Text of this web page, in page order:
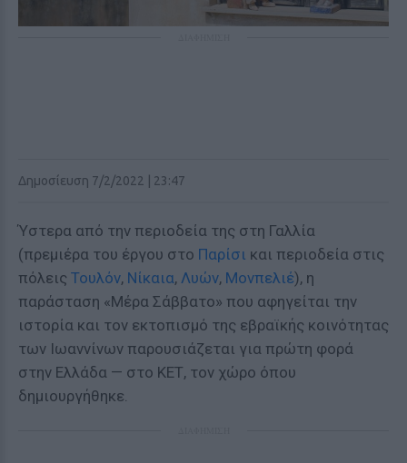
Δημοσίευση 7/2/2022 | 23:47
Ύστερα από την περιοδεία της στη Γαλλία
(πρεμιέρα του έργου στο Παρίσι και περιοδεία στις
πόλεις Τουλόν, Νίκαια, Λυών, Μονπελιέ), η
παράσταση «Μέρα Σάββατο» που αφηγείται την
ιστορία και τον εκτοπισμό της εβραϊκής κοινότητας
των Ιωαννίνων παρουσιάζεται για πρώτη φορά
στην Ελλάδα — στο ΚΕΤ, τον χώρο όπου
δημιουργήθηκε.